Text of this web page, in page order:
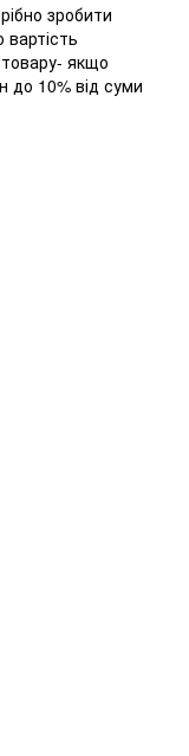
зробити
якщо
до 10% від суми